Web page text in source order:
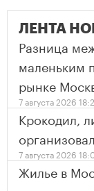
ЛЕНТА
Разница
маленьким
рынке
7 августа 2026
Крокодил,
7 августа 2026
Жилье в